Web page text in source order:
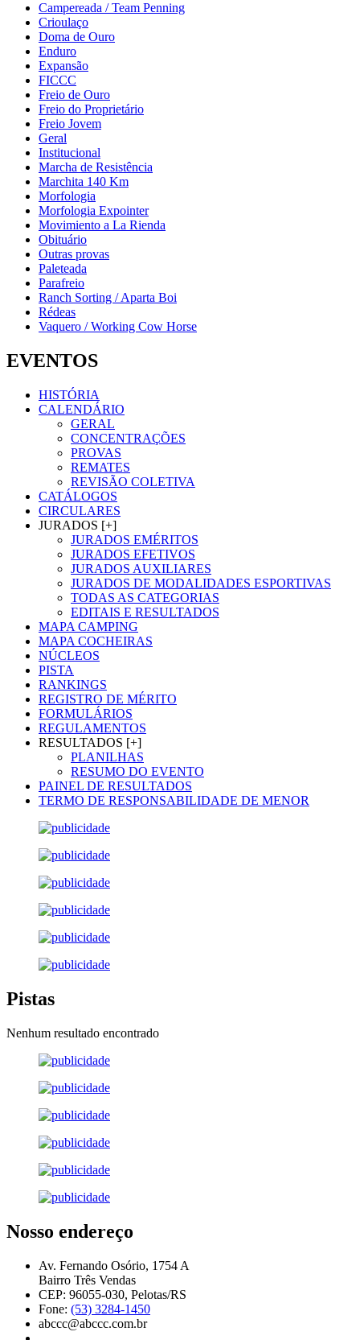
Campereada / Team Penning
Crioulaço
Doma de Ouro
Enduro
Expansão
FICCC
Freio de Ouro
Freio do Proprietário
Freio Jovem
Geral
Institucional
Marcha de Resistência
Marchita 140 Km
Morfologia
Morfologia Expointer
Movimiento a La Rienda
Obituário
Outras provas
Paleteada
Parafreio
Ranch Sorting / Aparta Boi
Rédeas
Vaquero / Working Cow Horse
EVENTOS
HISTÓRIA
CALENDÁRIO
GERAL
CONCENTRAÇÕES
PROVAS
REMATES
REVISÃO COLETIVA
CATÁLOGOS
CIRCULARES
JURADOS [+]
JURADOS EMÉRITOS
JURADOS EFETIVOS
JURADOS AUXILIARES
JURADOS DE MODALIDADES ESPORTIVAS
TODAS AS CATEGORIAS
EDITAIS E RESULTADOS
MAPA CAMPING
MAPA COCHEIRAS
NÚCLEOS
PISTA
RANKINGS
REGISTRO DE MÉRITO
FORMULÁRIOS
REGULAMENTOS
RESULTADOS [+]
PLANILHAS
RESUMO DO EVENTO
PAINEL DE RESULTADOS
TERMO DE RESPONSABILIDADE DE MENOR
Pistas
Nenhum resultado encontrado
Nosso endereço
Av. Fernando Osório, 1754 A
Bairro Três Vendas
CEP: 96055-030, Pelotas/RS
Fone: (53) 3284-1450
abccc@abccc.com.br